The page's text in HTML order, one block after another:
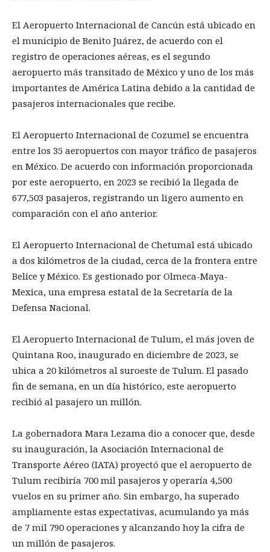
El Aeropuerto Internacional de Cancún está ubicado en
el municipio de Benito Juárez, de acuerdo con el
registro de operaciones aéreas, es el segundo
aeropuerto más transitado de México y uno de los más
importantes de América Latina debido a la cantidad de
pasajeros internacionales que recibe.
El Aeropuerto Internacional de Cozumel se encuentra
entre los 35 aeropuertos con mayor tráfico de pasajeros
en México. De acuerdo con información proporcionada
por este aeropuerto, en 2023 se recibió la llegada de
677,503 pasajeros, registrando un ligero aumento en
comparación con el año anterior.
El Aeropuerto Internacional de Chetumal está ubicado
a dos kilómetros de la ciudad, cerca de la frontera entre
Belice y México. Es gestionado por Olmeca-Maya-
Mexica, una empresa estatal de la Secretaría de la
Defensa Nacional.
El Aeropuerto Internacional de Tulum, el más joven de
Quintana Roo, inaugurado en diciembre de 2023, se
ubica a 20 kilómetros al suroeste de Tulum. El pasado
fin de semana, en un día histórico, este aeropuerto
recibió al pasajero un millón.
La gobernadora Mara Lezama dio a conocer que, desde
su inauguración, la Asociación Internacional de
Transporte Aéreo (IATA) proyectó que el aeropuerto de
Tulum recibiría 700 mil pasajeros y operaría 4,500
vuelos en su primer año. Sin embargo, ha superado
ampliamente estas expectativas, acumulando ya más
de 7 mil 790 operaciones y alcanzando hoy la cifra de
un millón de pasajeros.